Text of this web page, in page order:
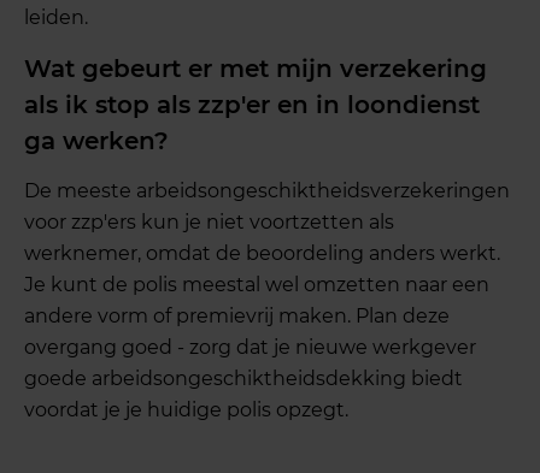
leiden.
Wat gebeurt er met mijn verzekering
als ik stop als zzp'er en in loondienst
ga werken?
De meeste arbeidsongeschiktheidsverzekeringen
voor zzp'ers kun je niet voortzetten als
werknemer, omdat de beoordeling anders werkt.
Je kunt de polis meestal wel omzetten naar een
andere vorm of premievrij maken. Plan deze
overgang goed - zorg dat je nieuwe werkgever
goede arbeidsongeschiktheidsdekking biedt
voordat je je huidige polis opzegt.